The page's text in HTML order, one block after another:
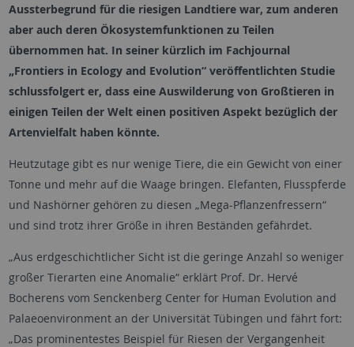
Aussterbegrund für die riesigen Landtiere war, zum anderen
aber auch deren Ökosystemfunktionen zu Teilen
übernommen hat. In seiner kürzlich im Fachjournal
„Frontiers in Ecology and Evolution“ veröffentlichten Studie
schlussfolgert er, dass eine Auswilderung von Großtieren in
einigen Teilen der Welt einen positiven Aspekt bezüglich der
Artenvielfalt haben könnte.
Heutzutage gibt es nur wenige Tiere, die ein Gewicht von einer
Tonne und mehr auf die Waage bringen. Elefanten, Flusspferde
und Nashörner gehören zu diesen „Mega-Pflanzenfressern“
und sind trotz ihrer Größe in ihren Beständen gefährdet.
„Aus erdgeschichtlicher Sicht ist die geringe Anzahl so weniger
großer Tierarten eine Anomalie“ erklärt Prof. Dr. Hervé
Bocherens vom Senckenberg Center for Human Evolution and
Palaeoenvironment an der Universität Tübingen und fährt fort:
„Das prominentestes Beispiel für Riesen der Vergangenheit